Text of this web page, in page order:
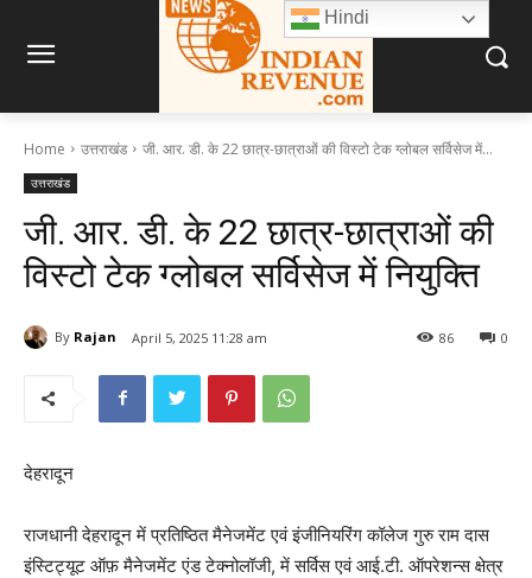
Home उत्तराखंड जी. आर. डी. के 22 छात्र-छात्राओं की विस्टो टेक ग्लोबल सर्विसेज में...
उत्तराखंड
जी. आर. डी. के 22 छात्र-छात्राओं की
विस्टो टेक ग्लोबल सर्विसेज में नियुक्ति
By Rajan April 5, 2025 11:28 am 0
86
देहरादून
राजधानी देहरादून में प्रतिष्ठित मैनेजमेंट एवं इंजीनियरिंग कॉलेज गुरु राम दास
इंस्टिट्यूट ऑफ़ मैनेजमेंट एंड टेक्नोलॉजी, में सर्विस एवं आई.टी. ऑपरेशन्स क्षेत्र
Hindi